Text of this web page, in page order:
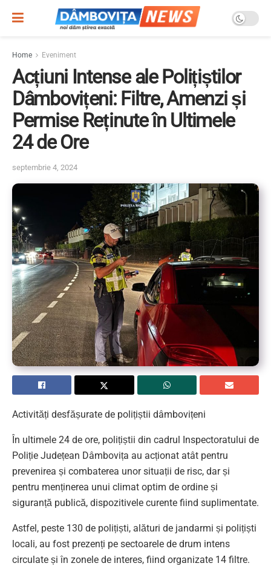
Home Eveniment
Acțiuni Intense ale Polițiștilor
Dâmbovițeni: Filtre, Amenzi și
Permise Reținute în Ultimele
24 de Ore
septembrie 4, 2024
Activități desfășurate de polițiștii dâmbovițeni
În ultimele 24 de ore, polițiștii din cadrul Inspectoratului de
Poliție Județean Dâmbovița au acționat atât pentru
prevenirea și combaterea unor situații de risc, dar și
pentru menținerea unui climat optim de ordine și
siguranță publică, dispozitivele curente fiind suplimentate.
Astfel, peste 130 de polițiști, alături de jandarmi și polițiști
locali, au fost prezenți pe sectoarele de drum intens
circulate și în zonele de interes, fiind organizate 14 filtre.